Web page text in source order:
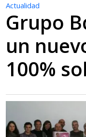
Actualidad
Grupo
un
100%